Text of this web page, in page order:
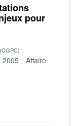
pour
2005
Affaire